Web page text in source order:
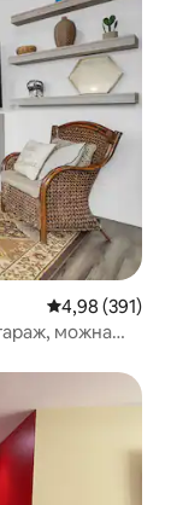
Середня
4,98 (391)
можна